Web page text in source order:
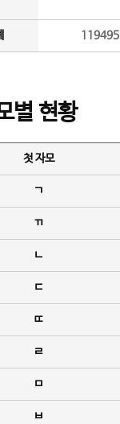
별 현황
첫 자모
ㄱ
ㄲ
ㄴ
ㄷ
ㄸ
ㄹ
ㅁ
ㅂ